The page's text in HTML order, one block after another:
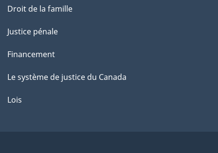
Droit de la famille
Justice pénale
Financement
Le système de justice du Canada
Lois